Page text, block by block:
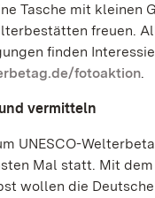
Tasche mit kleinen
freuen.
finden
fotoaktion.
vermitteln
UNESCO-
Mal statt. Mit
wollen die Deutsche